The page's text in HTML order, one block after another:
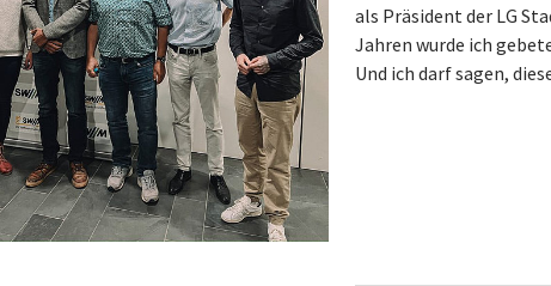
als Präsident der LG
Jahren wurde ich
Und ich darf sagen,